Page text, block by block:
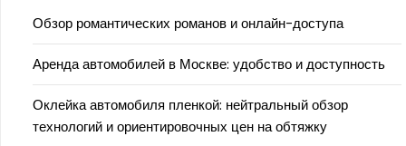
Обзор романтических романов и онлайн-доступа
Аренда автомобилей в Москве: удобство и доступность
Оклейка автомобиля пленкой: нейтральный обзор
технологий и ориентировочных цен на обтяжку